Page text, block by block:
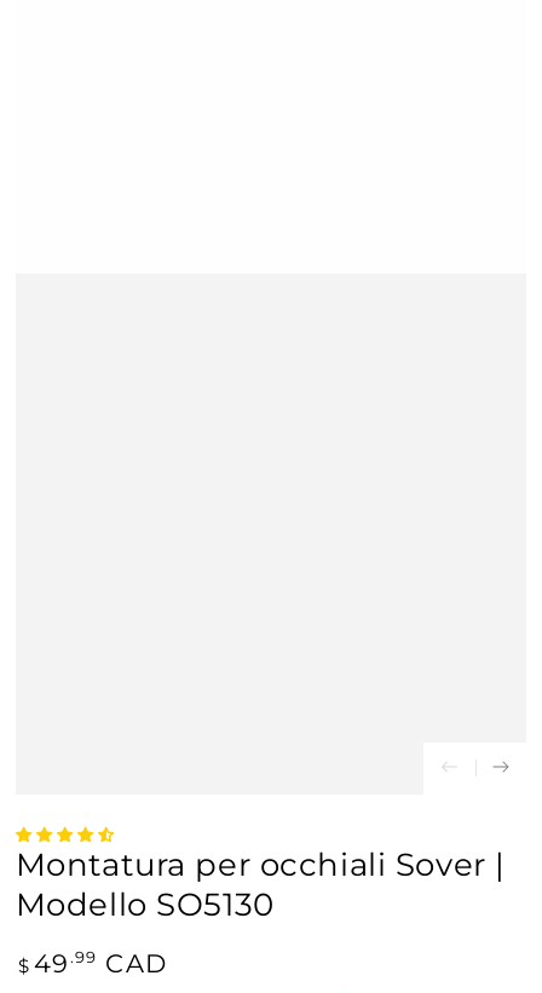
Montatura per occhiali Sover |
Modello SO5130
Prezzo
regolare
$ 49 .99 CAD